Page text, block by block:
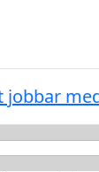
jobbar